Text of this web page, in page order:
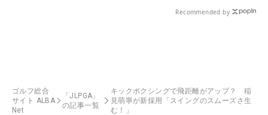
Recommended by
ゴルフ総合
サイト ALBA
Net
「JLPGA」
の記事一覧
キックボクシングで飛距離がアップ？ 稲
見萌寧が新採用「スイングのスムーズさ生
む！」